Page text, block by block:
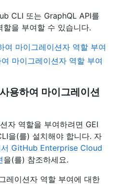
CLI 또는 GraphQL API를
을 부여할 수 있습니다.
여 마이그레이션자 역할 부여
마이그레이션자 역할 부여
용하여 마이그레이션
자 역할을 부여하려면 GEI
을(를) 설치해야 합니다. 자
GitHub Enterprise Cloud
을(를) 참조하세요.
레이션자 역할 부여에 대한